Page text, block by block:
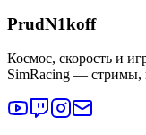
PrudN1koff
Космос, скорость и
SimRacing — стримы,